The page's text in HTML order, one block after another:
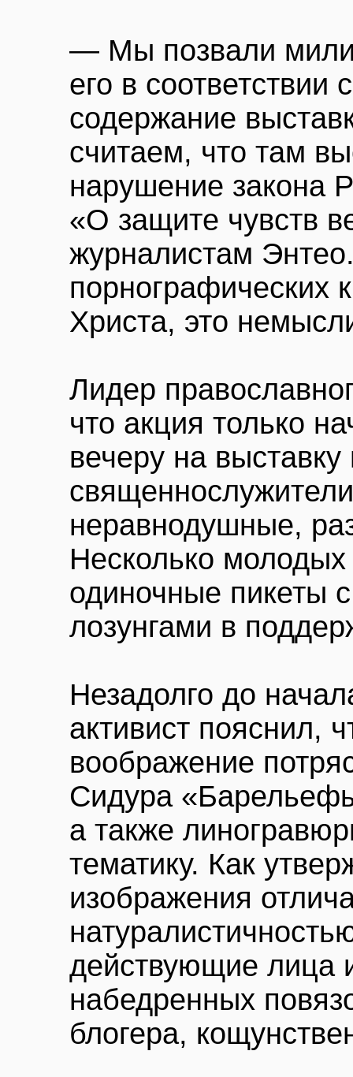
— Мы позвали
его в
содержание
считаем, что там
нарушение закона
«О защите чувств
журналистам
порнографических
Христа, это
Лидер
что акция только
вечеру на выставку
неравнодушные,
Несколько
одиночные пикеты
лозунгами в
Незадолго до
активист пояснил,
воображение
Сидура
а также
тематику. Как
изображения
действующие лица
набедренных
блогера,